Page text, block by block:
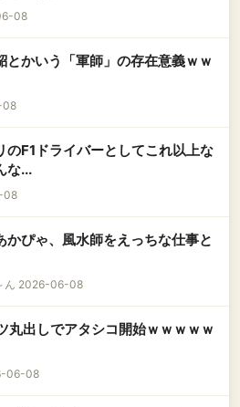
08
とかいう「軍師」の存在意義ｗｗ
08
のF1ドライバーとしてこれ以上な
な...
08
かぴゃ、風水師をえっちな仕事と
ん 2026-06-08
出しでアタシコ開始ｗｗｗｗｗ
06-08